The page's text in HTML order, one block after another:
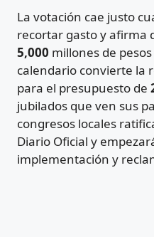
La votación cae justo
recortar gasto y afirma
5,000 millones de
calendario convierte la
para el presupuesto de
jubilados que ven sus
congresos locales
Diario Oficial y
implementación y